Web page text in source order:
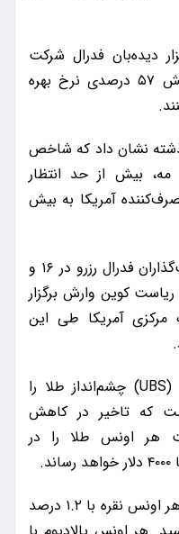
دیده‌بان فدرال شرکت
CME، بازارها اکنون احتمال افزایش ۵۷ درصدی نرخ بهره
نشان داد که شاخص
مه، بیش از حد انتظار
آمریکا به بیش
همچنین توجه‌ها به دیدار سیاست‌گذاران فدرال رزرو در ۱۶ و
کوین وارش برگزار
مرکزی آمریکا طی این
بانک سرمایه‌گذاری «یو بی‌ اس» (UBS) چشم‌انداز طلا را
که تاخیر در کاهش
هر اونس طلا را در
در بازار سایر فلزات ارزشمند، بهای هر اونس نقره با ۱.۲ درصد